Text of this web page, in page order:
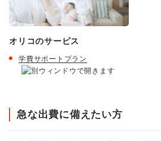
オリコのサービス
学費サポートプラン
急な出費に備えたい方